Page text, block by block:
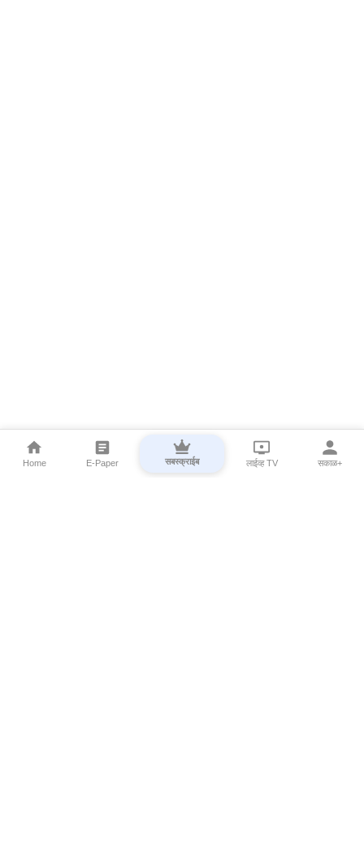
Home E-Paper सबस्क्राईब लाईव्ह TV सकाळ+